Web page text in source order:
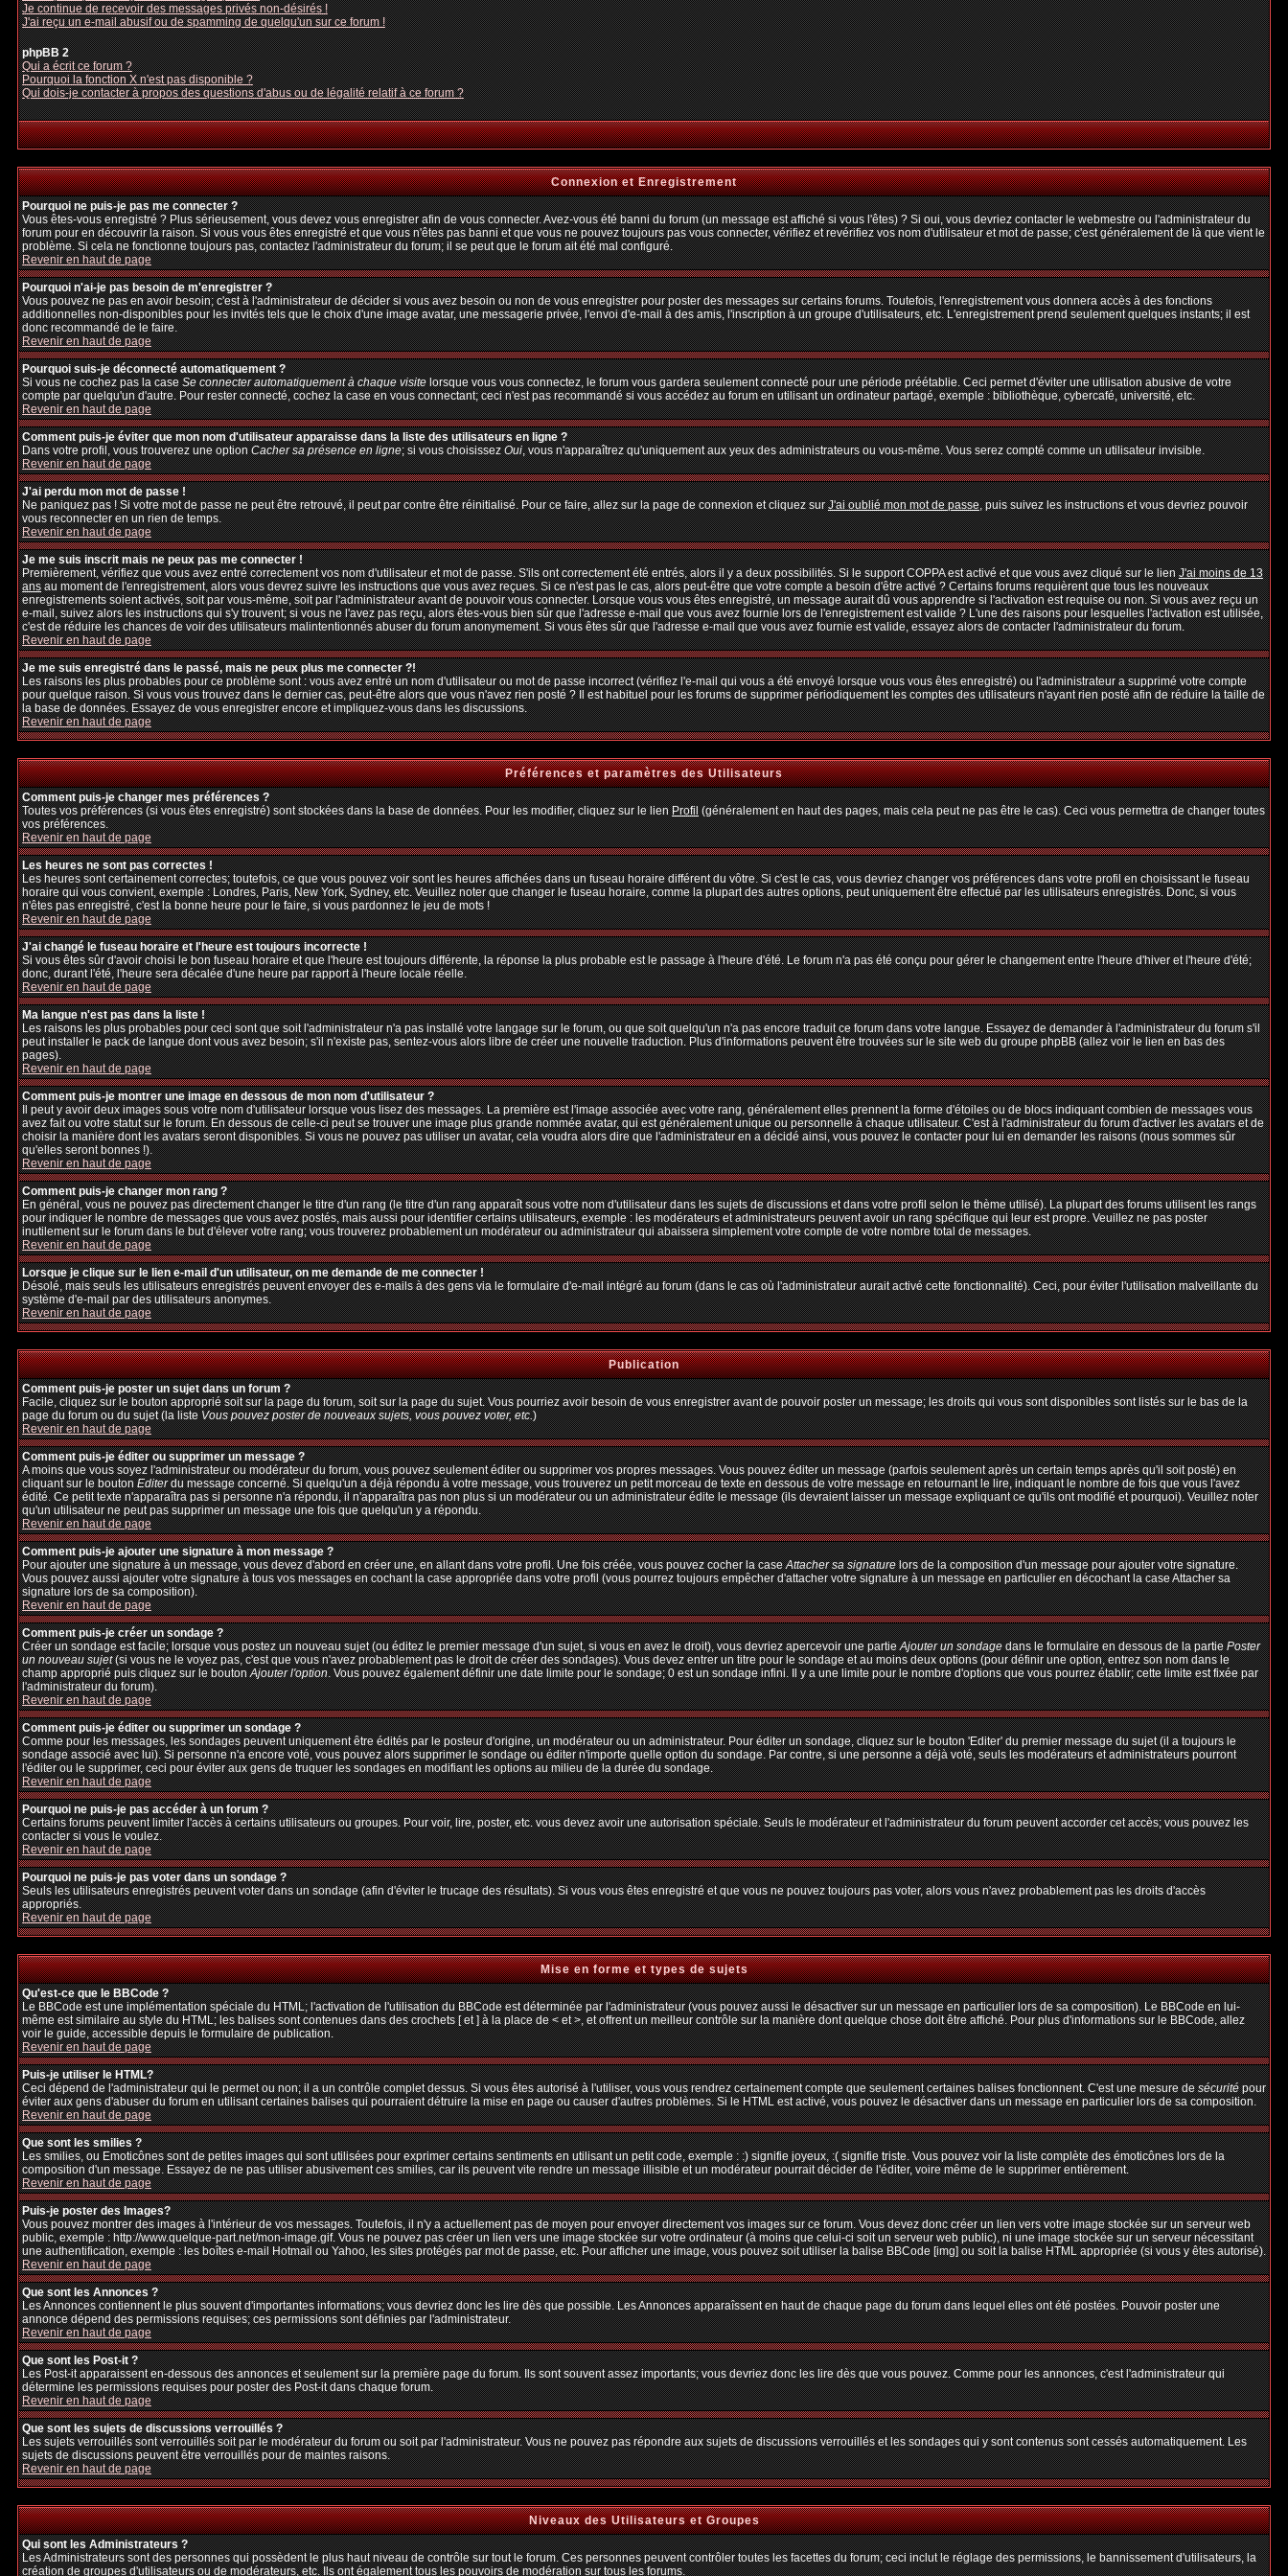
Je continue de recevoir des messages privés non-désirés !
J'ai reçu un e-mail abusif ou de spamming de quelqu'un sur ce forum !
phpBB 2
Qui a écrit ce forum ?
Pourquoi la fonction X n'est pas disponible ?
Qui dois-je contacter à propos des questions d'abus ou de légalité relatif à ce forum ?
Connexion et Enregistrement
Pourquoi ne puis-je pas me connecter ?
Vous êtes-vous enregistré ? Plus sérieusement, vous devez vous enregistrer afin de vous connecter. Avez-vous été banni du forum (un message est affiché si vous l'êtes) ? Si oui, vous devriez contacter le webmestre ou l'administrateur du
forum pour en découvrir la raison. Si vous vous êtes enregistré et que vous n'êtes pas banni et que vous ne pouvez toujours pas vous connecter, vérifiez et revérifiez vos nom d'utilisateur et mot de passe; c'est généralement de là que vient le
problème. Si cela ne fonctionne toujours pas, contactez l'administrateur du forum; il se peut que le forum ait été mal configuré.
Revenir en haut de page
Pourquoi n'ai-je pas besoin de m'enregistrer ?
Vous pouvez ne pas en avoir besoin; c'est à l'administrateur de décider si vous avez besoin ou non de vous enregistrer pour poster des messages sur certains forums. Toutefois, l'enregistrement vous donnera accès à des fonctions
additionnelles non-disponibles pour les invités tels que le choix d'une image avatar, une messagerie privée, l'envoi d'e-mail à des amis, l'inscription à un groupe d'utilisateurs, etc. L'enregistrement prend seulement quelques instants; il est
donc recommandé de le faire.
Revenir en haut de page
Pourquoi suis-je déconnecté automatiquement ?
Si vous ne cochez pas la caseSe connecter automatiquement à chaque visitelorsque vous vous connectez, le forum vous gardera seulement connecté pour une période préétablie. Ceci permet d'éviter une utilisation abusive de votre
compte par quelqu'un d'autre. Pour rester connecté, cochez la case en vous connectant; ceci n'est pas recommandé si vous accédez au forum en utilisant un ordinateur partagé, exemple : bibliothèque, cybercafé, université, etc.
Revenir en haut de page
Comment puis-je éviter que mon nom d'utilisateur apparaisse dans la liste des utilisateurs en ligne ?
Dans votre profil, vous trouverez une optionCacher sa présence en ligne; si vous choisissezOui, vous n'apparaîtrez qu'uniquement aux yeux des administrateurs ou vous-même. Vous serez compté comme un utilisateur invisible.
Revenir en haut de page
J'ai perdu mon mot de passe !
Ne paniquez pas ! Si votre mot de passe ne peut être retrouvé, il peut par contre être réinitialisé. Pour ce faire, allez sur la page de connexion et cliquez surJ'ai oublié mon mot de passe, puis suivez les instructions et vous devriez pouvoir
vous reconnecter en un rien de temps.
Revenir en haut de page
Je me suis inscrit mais ne peux pas me connecter !
Premièrement, vérifiez que vous avez entré correctement vos nom d'utilisateur et mot de passe. S'ils ont correctement été entrés, alors il y a deux possibilités. Si le support COPPA est activé et que vous avez cliqué sur le lienJ'ai moins de 13
ansau moment de l'enregistrement, alors vous devrez suivre les instructions que vous avez reçues. Si ce n'est pas le cas, alors peut-être que votre compte a besoin d'être activé ? Certains forums requièrent que tous les nouveaux
enregistrements soient activés, soit par vous-même, soit par l'administrateur avant de pouvoir vous connecter. Lorsque vous vous êtes enregistré, un message aurait dû vous apprendre si l'activation est requise ou non. Si vous avez reçu un
e-mail, suivez alors les instructions qui s'y trouvent; si vous ne l'avez pas reçu, alors êtes-vous bien sûr que l'adresse e-mail que vous avez fournie lors de l'enregistrement est valide ? L'une des raisons pour lesquelles l'activation est utilisée,
c'est de réduire les chances de voir des utilisateurs malintentionnés abuser du forum anonymement. Si vous êtes sûr que l'adresse e-mail que vous avez fournie est valide, essayez alors de contacter l'administrateur du forum.
Revenir en haut de page
Je me suis enregistré dans le passé, mais ne peux plus me connecter ?!
Les raisons les plus probables pour ce problème sont : vous avez entré un nom d'utilisateur ou mot de passe incorrect (vérifiez l'e-mail qui vous a été envoyé lorsque vous vous êtes enregistré) ou l'administrateur a supprimé votre compte
pour quelque raison. Si vous vous trouvez dans le dernier cas, peut-être alors que vous n'avez rien posté ? Il est habituel pour les forums de supprimer périodiquement les comptes des utilisateurs n'ayant rien posté afin de réduire la taille de
la base de données. Essayez de vous enregistrer encore et impliquez-vous dans les discussions.
Revenir en haut de page
Préférences et paramètres des Utilisateurs
Comment puis-je changer mes préférences ?
Toutes vos préférences (si vous êtes enregistré) sont stockées dans la base de données. Pour les modifier, cliquez sur le lienProfil(généralement en haut des pages, mais cela peut ne pas être le cas). Ceci vous permettra de changer toutes
vos préférences.
Revenir en haut de page
Les heures ne sont pas correctes !
Les heures sont certainement correctes; toutefois, ce que vous pouvez voir sont les heures affichées dans un fuseau horaire différent du vôtre. Si c'est le cas, vous devriez changer vos préférences dans votre profil en choisissant le fuseau
horaire qui vous convient, exemple : Londres, Paris, New York, Sydney, etc. Veuillez noter que changer le fuseau horaire, comme la plupart des autres options, peut uniquement être effectué par les utilisateurs enregistrés. Donc, si vous
n'êtes pas enregistré, c'est la bonne heure pour le faire, si vous pardonnez le jeu de mots !
Revenir en haut de page
J'ai changé le fuseau horaire et l'heure est toujours incorrecte !
Si vous êtes sûr d'avoir choisi le bon fuseau horaire et que l'heure est toujours différente, la réponse la plus probable est le passage à l'heure d'été. Le forum n'a pas été conçu pour gérer le changement entre l'heure d'hiver et l'heure d'été;
donc, durant l'été, l'heure sera décalée d'une heure par rapport à l'heure locale réelle.
Revenir en haut de page
Ma langue n'est pas dans la liste !
Les raisons les plus probables pour ceci sont que soit l'administrateur n'a pas installé votre langage sur le forum, ou que soit quelqu'un n'a pas encore traduit ce forum dans votre langue. Essayez de demander à l'administrateur du forum s'il
peut installer le pack de langue dont vous avez besoin; s'il n'existe pas, sentez-vous alors libre de créer une nouvelle traduction. Plus d'informations peuvent être trouvées sur le site web du groupe phpBB (allez voir le lien en bas des
pages).
Revenir en haut de page
Comment puis-je montrer une image en dessous de mon nom d'utilisateur ?
Il peut y avoir deux images sous votre nom d'utilisateur lorsque vous lisez des messages. La première est l'image associée avec votre rang, généralement elles prennent la forme d'étoiles ou de blocs indiquant combien de messages vous
avez fait ou votre statut sur le forum. En dessous de celle-ci peut se trouver une image plus grande nommée avatar, qui est généralement unique ou personnelle à chaque utilisateur. C'est à l'administrateur du forum d'activer les avatars et de
choisir la manière dont les avatars seront disponibles. Si vous ne pouvez pas utiliser un avatar, cela voudra alors dire que l'administrateur en a décidé ainsi, vous pouvez le contacter pour lui en demander les raisons (nous sommes sûr
qu'elles seront bonnes !).
Revenir en haut de page
Comment puis-je changer mon rang ?
En général, vous ne pouvez pas directement changer le titre d'un rang (le titre d'un rang apparaît sous votre nom d'utilisateur dans les sujets de discussions et dans votre profil selon le thème utilisé). La plupart des forums utilisent les rangs
pour indiquer le nombre de messages que vous avez postés, mais aussi pour identifier certains utilisateurs, exemple : les modérateurs et administrateurs peuvent avoir un rang spécifique qui leur est propre. Veuillez ne pas poster
inutilement sur le forum dans le but d'élever votre rang; vous trouverez probablement un modérateur ou administrateur qui abaissera simplement votre compte de votre nombre total de messages.
Revenir en haut de page
Lorsque je clique sur le lien e-mail d'un utilisateur, on me demande de me connecter !
Désolé, mais seuls les utilisateurs enregistrés peuvent envoyer des e-mails à des gens via le formulaire d'e-mail intégré au forum (dans le cas où l'administrateur aurait activé cette fonctionnalité). Ceci, pour éviter l'utilisation malveillante du
système d'e-mail par des utilisateurs anonymes.
Revenir en haut de page
Publication
Comment puis-je poster un sujet dans un forum ?
Facile, cliquez sur le bouton approprié soit sur la page du forum, soit sur la page du sujet. Vous pourriez avoir besoin de vous enregistrer avant de pouvoir poster un message; les droits qui vous sont disponibles sont listés sur le bas de la
page du forum ou du sujet (la listeVous pouvez poster de nouveaux sujets, vous pouvez voter, etc.)
Revenir en haut de page
Comment puis-je éditer ou supprimer un message ?
A moins que vous soyez l'administrateur ou modérateur du forum, vous pouvez seulement éditer ou supprimer vos propres messages. Vous pouvez éditer un message (parfois seulement après un certain temps après qu'il soit posté) en
cliquant sur le boutonEditerdu message concerné. Si quelqu'un a déjà répondu à votre message, vous trouverez un petit morceau de texte en dessous de votre message en retournant le lire, indiquant le nombre de fois que vous l'avez
édité. Ce petit texte n'apparaîtra pas si personne n'a répondu, il n'apparaîtra pas non plus si un modérateur ou un administrateur édite le message (ils devraient laisser un message expliquant ce qu'ils ont modifié et pourquoi). Veuillez noter
qu'un utilisateur ne peut pas supprimer un message une fois que quelqu'un y a répondu.
Revenir en haut de page
Comment puis-je ajouter une signature à mon message ?
Pour ajouter une signature à un message, vous devez d'abord en créer une, en allant dans votre profil. Une fois créée, vous pouvez cocher la caseAttacher sa signaturelors de la composition d'un message pour ajouter votre signature.
Vous pouvez aussi ajouter votre signature à tous vos messages en cochant la case appropriée dans votre profil (vous pourrez toujours empêcher d'attacher votre signature à un message en particulier en décochant la case Attacher sa
signature lors de sa composition).
Revenir en haut de page
Comment puis-je créer un sondage ?
Créer un sondage est facile; lorsque vous postez un nouveau sujet (ou éditez le premier message d'un sujet, si vous en avez le droit), vous devriez apercevoir une partieAjouter un sondagedans le formulaire en dessous de la partiePoster
un nouveau sujet(si vous ne le voyez pas, c'est que vous n'avez probablement pas le droit de créer des sondages). Vous devez entrer un titre pour le sondage et au moins deux options (pour définir une option, entrez son nom dans le
champ approprié puis cliquez sur le boutonAjouter l'option. Vous pouvez également définir une date limite pour le sondage; 0 est un sondage infini. Il y a une limite pour le nombre d'options que vous pourrez établir; cette limite est fixée par
l'administrateur du forum).
Revenir en haut de page
Comment puis-je éditer ou supprimer un sondage ?
Comme pour les messages, les sondages peuvent uniquement être édités par le posteur d'origine, un modérateur ou un administrateur. Pour éditer un sondage, cliquez sur le bouton 'Editer' du premier message du sujet (il a toujours le
sondage associé avec lui). Si personne n'a encore voté, vous pouvez alors supprimer le sondage ou éditer n'importe quelle option du sondage. Par contre, si une personne a déjà voté, seuls les modérateurs et administrateurs pourront
l'éditer ou le supprimer, ceci pour éviter aux gens de truquer les sondages en modifiant les options au milieu de la durée du sondage.
Revenir en haut de page
Pourquoi ne puis-je pas accéder à un forum ?
Certains forums peuvent limiter l'accès à certains utilisateurs ou groupes. Pour voir, lire, poster, etc. vous devez avoir une autorisation spéciale. Seuls le modérateur et l'administrateur du forum peuvent accorder cet accès; vous pouvez les
contacter si vous le voulez.
Revenir en haut de page
Pourquoi ne puis-je pas voter dans un sondage ?
Seuls les utilisateurs enregistrés peuvent voter dans un sondage (afin d'éviter le trucage des résultats). Si vous vous êtes enregistré et que vous ne pouvez toujours pas voter, alors vous n'avez probablement pas les droits d'accès
appropriés.
Revenir en haut de page
Mise en forme et types de sujets
Qu'est-ce que le BBCode ?
Le BBCode est une implémentation spéciale du HTML; l'activation de l'utilisation du BBCode est déterminée par l'administrateur (vous pouvez aussi le désactiver sur un message en particulier lors de sa composition). Le BBCode en lui-
même est similaire au style du HTML; les balises sont contenues dans des crochets [ et ] à la place de < et >, et offrent un meilleur contrôle sur la manière dont quelque chose doit être affiché. Pour plus d'informations sur le BBCode, allez
voir le guide, accessible depuis le formulaire de publication.
Revenir en haut de page
Puis-je utiliser le HTML?
Ceci dépend de l'administrateur qui le permet ou non; il a un contrôle complet dessus. Si vous êtes autorisé à l'utiliser, vous vous rendrez certainement compte que seulement certaines balises fonctionnent. C'est une mesure desécuritépour
éviter aux gens d'abuser du forum en utilisant certaines balises qui pourraient détruire la mise en page ou causer d'autres problèmes. Si le HTML est activé, vous pouvez le désactiver dans un message en particulier lors de sa composition.
Revenir en haut de page
Que sont les smilies ?
Les smilies, ou Emoticônes sont de petites images qui sont utilisées pour exprimer certains sentiments en utilisant un petit code, exemple : :) signifie joyeux, :( signifie triste. Vous pouvez voir la liste complète des émoticônes lors de la
composition d'un message. Essayez de ne pas utiliser abusivement ces smilies, car ils peuvent vite rendre un message illisible et un modérateur pourrait décider de l'éditer, voire même de le supprimer entièrement.
Revenir en haut de page
Puis-je poster des Images?
Vous pouvez montrer des images à l'intérieur de vos messages. Toutefois, il n'y a actuellement pas de moyen pour envoyer directement vos images sur ce forum. Vous devez donc créer un lien vers votre image stockée sur un serveur web
public, exemple : http://www.quelque-part.net/mon-image.gif. Vous ne pouvez pas créer un lien vers une image stockée sur votre ordinateur (à moins que celui-ci soit un serveur web public), ni une image stockée sur un serveur nécessitant
une authentification, exemple : les boîtes e-mail Hotmail ou Yahoo, les sites protégés par mot de passe, etc. Pour afficher une image, vous pouvez soit utiliser la balise BBCode [img] ou soit la balise HTML appropriée (si vous y êtes autorisé).
Revenir en haut de page
Que sont les Annonces ?
Les Annonces contiennent le plus souvent d'importantes informations; vous devriez donc les lire dès que possible. Les Annonces apparaîssent en haut de chaque page du forum dans lequel elles ont été postées. Pouvoir poster une
annonce dépend des permissions requises; ces permissions sont définies par l'administrateur.
Revenir en haut de page
Que sont les Post-it ?
Les Post-it apparaissent en-dessous des annonces et seulement sur la première page du forum. Ils sont souvent assez importants; vous devriez donc les lire dès que vous pouvez. Comme pour les annonces, c'est l'administrateur qui
détermine les permissions requises pour poster des Post-it dans chaque forum.
Revenir en haut de page
Que sont les sujets de discussions verrouillés ?
Les sujets verrouillés sont verrouillés soit par le modérateur du forum ou soit par l'administrateur. Vous ne pouvez pas répondre aux sujets de discussions verrouillés et les sondages qui y sont contenus sont cessés automatiquement. Les
sujets de discussions peuvent être verrouillés pour de maintes raisons.
Revenir en haut de page
Niveaux des Utilisateurs et Groupes
Qui sont les Administrateurs ?
Les Administrateurs sont des personnes qui possèdent le plus haut niveau de contrôle sur tout le forum. Ces personnes peuvent contrôler toutes les facettes du forum; ceci inclut le réglage des permissions, le bannissement d'utilisateurs, la
création de groupes d'utilisateurs ou de modérateurs, etc. Ils ont également tous les pouvoirs de modération sur tous les forums.